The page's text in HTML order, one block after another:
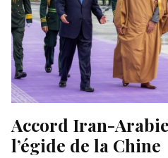
Accord Iran-
l’égide de la Chine